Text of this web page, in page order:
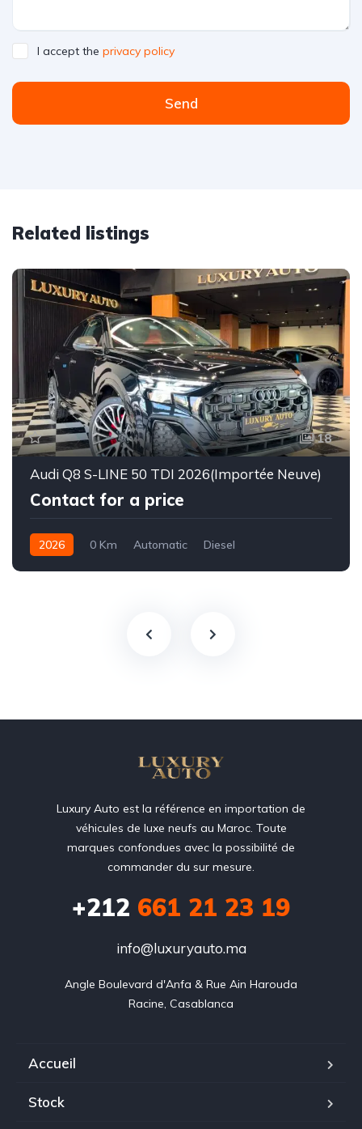
I accept the privacy policy
Send
Related listings
18
Audi Q8 S-LINE 50 TDI 2026(Importée Neuve)
Contact for a price
2026 0 Km Automatic Diesel
Luxury Auto est la référence en importation de
véhicules de luxe neufs au Maroc. Toute
marques confondues avec la possibilité de
commander du sur mesure.
+212 ‭661 21 23 19‬
info@luxuryauto.ma
Angle Boulevard d'Anfa & Rue Ain Harouda
Racine, Casablanca
Accueil
Stock